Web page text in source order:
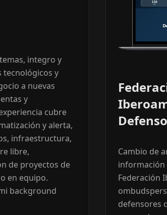
integro y
tecnológicos y
a nuevas
y
cubre
y alerta,
infraestructura,
libre,
de proyectos de
en equipo.
background
Cambio de
información
Federación
defensores